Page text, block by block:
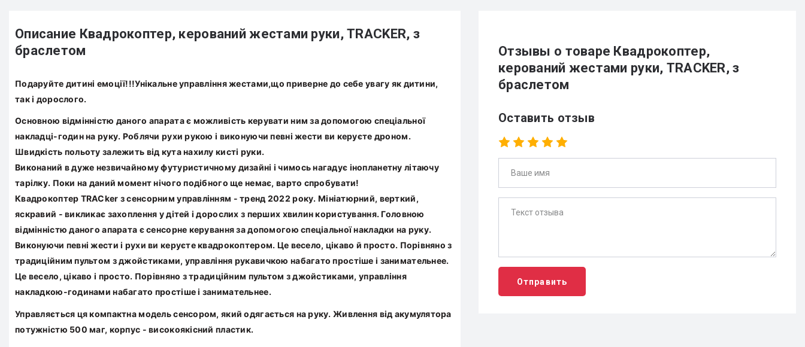
Описание Квадрокоптер, керований жестами руки, TRACKER, з
браслетом
Подаруйте дитині емоції!!!Унікальне управління жестами,що приверне до себе увагу як дитини,
так і дорослого.
Основною відмінністю даного апарата є можливість керувати ним за допомогою спеціальної
накладці-годин на руку. Роблячи рухи рукою і виконуючи певні жести ви керуєте дроном.
Швидкість польоту залежить від кута нахилу кисті руки.
Виконаний в дуже незвичайному футуристичному дизайні і чимось нагадує інопланетну літаючу
тарілку. Поки на даний момент нічого подібного ще немає, варто спробувати!
Квадрокоптер TRACker з сенсорним управлінням - тренд 2022 року. Мініатюрний, верткий,
яскравий - викликає захоплення у дітей і дорослих з перших хвилин користування. Головною
відмінністю даного апарата є сенсорне керування за допомогою спеціальної накладки на руку.
Виконуючи певні жести і рухи ви керуєте квадрокоптером. Це весело, цікаво й просто. Порівняно з
традиційним пультом з джойстиками, управління рукавичкою набагато простіше і занимательнее.
Це весело, цікаво і просто. Порівняно з традиційним пультом з джойстиками, управління
накладкою-годинами набагато простіше і занимательнее.
Управляється ця компактна модель сенсором, який одягається на руку. Живлення від акумулятора
потужністю 500 маг, корпус - високоякісний пластик.
Отзывы о товаре Квадрокоптер,
керований жестами руки, TRACKER, з
браслетом
Оставить отзыв
Отправить